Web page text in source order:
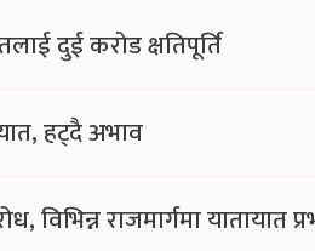
दुई करोड क्षतिपूर्ति
हट्दै अभाव
विभिन्न राजमार्गमा यातायात